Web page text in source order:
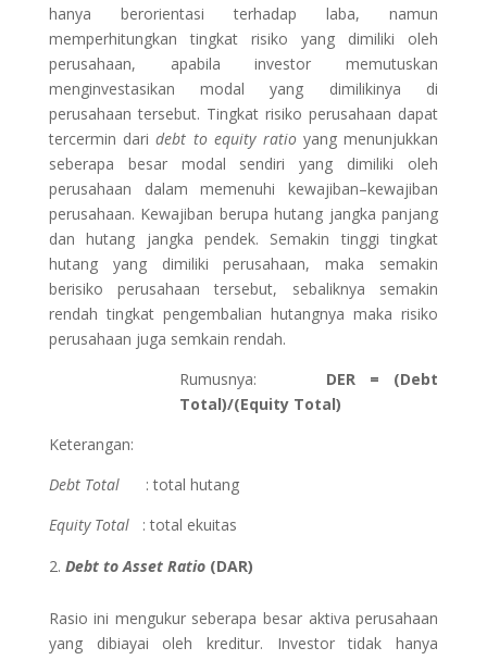
hanya berorientasi terhadap laba, namun
memperhitungkan tingkat risiko yang dimiliki oleh
perusahaan, apabila investor memutuskan
menginvestasikan modal yang dimilikinya di
perusahaan tersebut. Tingkat risiko perusahaan dapat
tercermin daridebt to equity ratioyang menunjukkan
seberapa besar modal sendiri yang dimiliki oleh
perusahaan dalam memenuhi kewajiban–kewajiban
perusahaan. Kewajiban berupa hutang jangka panjang
dan hutang jangka pendek. Semakin tinggi tingkat
hutang yang dimiliki perusahaan, maka semakin
berisiko perusahaan tersebut, sebaliknya semakin
rendah tingkat pengembalian hutangnya maka risiko
perusahaan juga semkain rendah.
Rumusnya: DER = (Debt
Total)/(Equity Total)
Keterangan:
Debt Total: total hutang
Equity Total: total ekuitas
Debtto Asset Ratio (DAR)
Rasio ini mengukur seberapa besar aktiva perusahaan
yang dibiayai oleh kreditur. Investor tidak hanya